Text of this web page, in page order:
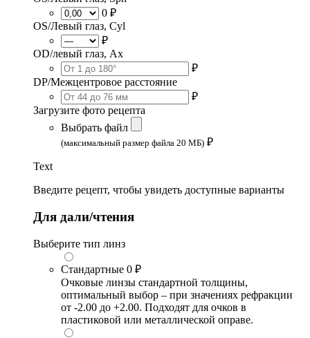
0 ₽
OS/Левый глаз, Cyl
₽
OD/левый глаз, Ax
₽
DP/Межцентровое расстояние
₽
Загрузите фото рецепта
Выбрать файл
(максимальный размер файла 20 МБ) ₽
Text
Введите рецепт, чтобы увидеть доступные варианты
Для дали/чтения
Выберите тип линз
Стандартные 0 ₽
Очковые линзы стандартной толщины,
оптимальный выбор – при значениях рефракции
от -2.00 до +2.00. Подходят для очков в
пластиковой или металлической оправе.